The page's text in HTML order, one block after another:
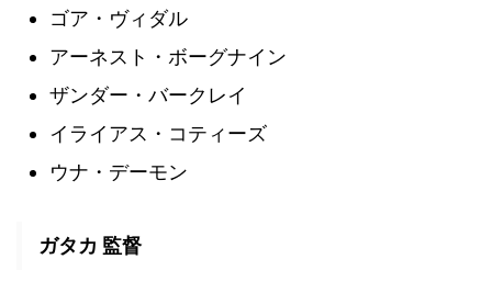
ゴア・ヴィダル
アーネスト・ボーグナイン
ザンダー・バークレイ
イライアス・コティーズ
ウナ・デーモン
ガタカ 監督